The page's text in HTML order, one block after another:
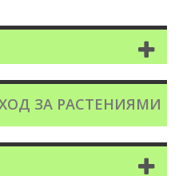
ЗА РАСТЕНИЯМИ